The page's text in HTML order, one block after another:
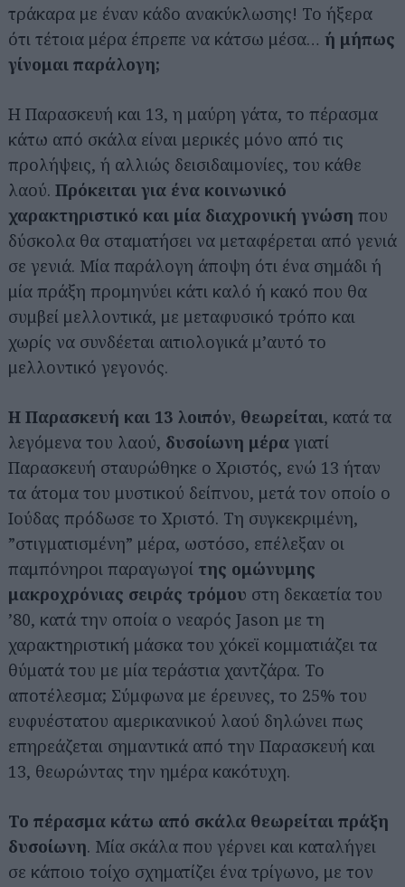
τράκαρα με έναν κάδο ανακύκλωσης! Το ήξερα
ότι τέτοια μέρα έπρεπε να κάτσω μέσα… ή μήπως
γίνομαι παράλογη;
Η Παρασκευή και 13, η μαύρη γάτα, το πέρασμα
κάτω από σκάλα είναι μερικές μόνο από τις
προλήψεις, ή αλλιώς δεισιδαιμονίες, του κάθε
λαού. Πρόκειται για ένα κοινωνικό
χαρακτηριστικό και μία διαχρονική γνώση που
δύσκολα θα σταματήσει να μεταφέρεται από γενιά
σε γενιά. Μία παράλογη άποψη ότι ένα σημάδι ή
μία πράξη προμηνύει κάτι καλό ή κακό που θα
συμβεί μελλοντικά, με μεταφυσικό τρόπο και
χωρίς να συνδέεται αιτιολογικά μ’αυτό το
μελλοντικό γεγονός.
Η Παρασκευή και 13 λοιπόν, θεωρείται, κατά τα
λεγόμενα του λαού, δυσοίωνη μέρα γιατί
Παρασκευή σταυρώθηκε ο Χριστός, ενώ 13 ήταν
τα άτομα του μυστικού δείπνου, μετά τον οποίο ο
Ιούδας πρόδωσε το Χριστό. Τη συγκεκριμένη,
”στιγματισμένη” μέρα, ωστόσο, επέλεξαν οι
παμπόνηροι παραγωγοί της ομώνυμης
μακροχρόνιας σειράς τρόμου στη δεκαετία του
’80, κατά την οποία ο νεαρός Jason με τη
χαρακτηριστική μάσκα του χόκεϊ κομματιάζει τα
θύματά του με μία τεράστια χαντζάρα. Το
αποτέλεσμα; Σύμφωνα με έρευνες, το 25% του
ευφυέστατου αμερικανικού λαού δηλώνει πως
επηρεάζεται σημαντικά από την Παρασκευή και
13, θεωρώντας την ημέρα κακότυχη.
Το πέρασμα κάτω από σκάλα θεωρείται πράξη
δυσοίωνη. Μία σκάλα που γέρνει και καταλήγει
σε κάποιο τοίχο σχηματίζει ένα τρίγωνο, με τον